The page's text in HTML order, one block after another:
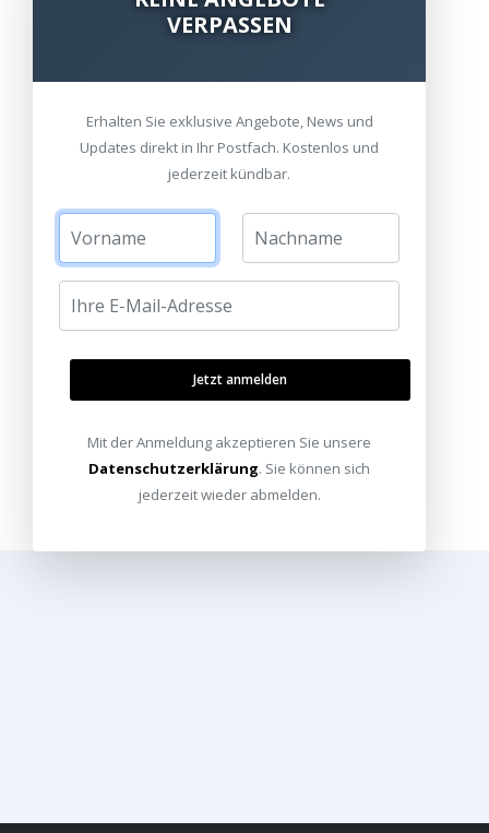
VERPASSEN
Erhalten Sie exklusive Angebote, News und
Updates direkt in Ihr Postfach. Kostenlos und
jederzeit kündbar.
Jetzt anmelden
Mit der Anmeldung akzeptieren Sie unsere
Datenschutzerklärung. Sie können sich
jederzeit wieder abmelden.